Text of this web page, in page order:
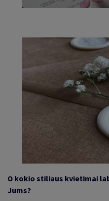
O kokio stiliaus kvietimai
Jums?